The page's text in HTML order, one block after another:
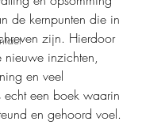
de kernpunten die in
zijn. Hierdoor
nieuwe inzichten,
en veel
echt een boek waarin
en gehoord voel.